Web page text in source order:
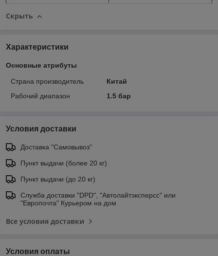
Скрыть
Характеристики
Основные атрибуты
Страна производитель
Китай
Рабочий диапазон
1.5 бар
Условия доставки
Доставка "Самовывоз"
Пункт выдачи (более 20 кг)
Пункт выдачи (до 20 кг)
Служба доставки "DPD", "Автолайтэксперсс" или
"Европочта" Курьером на дом
Все условия доставки
Условия оплаты